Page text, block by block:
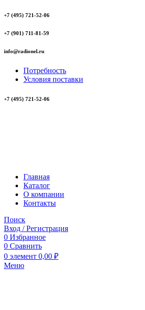
+7 (495) 721-52-06
+7 (901) 711-81-59
info@radionel.ru
Потребность
Условия поставки
+7 (495) 721-52-06
Главная
Каталог
О компании
Контакты
Поиск
Вход / Регистрация
0 Избранное
0 Сравнить
0 элемент 0,00 ₽
Меню